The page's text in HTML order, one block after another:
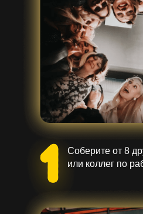
Соберите от 8
или коллег по